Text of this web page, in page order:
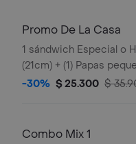
Promo De La Casa
1 sándwich Especial o
(21cm) + (1) Papas
Cola 250ml
-30% $ 25.300 $
Combo Mix 1